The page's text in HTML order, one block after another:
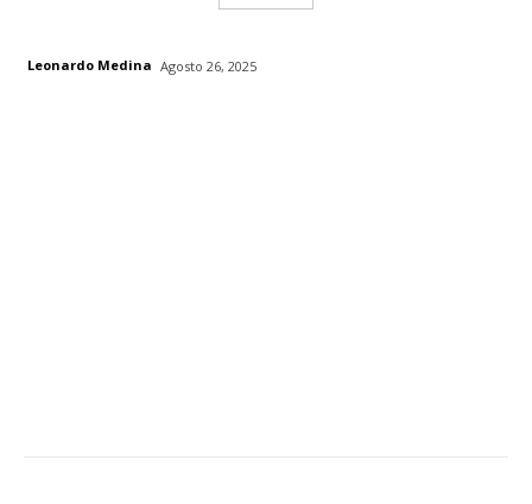
Leonardo Medina Agosto 26, 2025